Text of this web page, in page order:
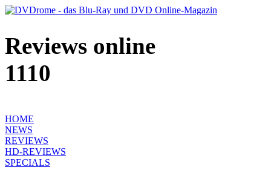
Reviews online
1110
HOME
NEWS
REVIEWS
HD-REVIEWS
SPECIALS